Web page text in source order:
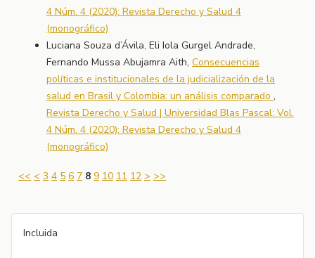
4 Núm. 4 (2020): Revista Derecho y Salud 4
(monográfico)
Luciana Souza d’Ávila, Eli Iola Gurgel Andrade,
Fernando Mussa Abujamra Aith, Consecuencias
políticas e institucionales de la judicialización de la
salud en Brasil y Colombia: un análisis comparado ,
Revista Derecho y Salud | Universidad Blas Pascal: Vol.
4 Núm. 4 (2020): Revista Derecho y Salud 4
(monográfico)
<< < 3 4 5 6 7 8 9 10 11 12 > >>
Incluida